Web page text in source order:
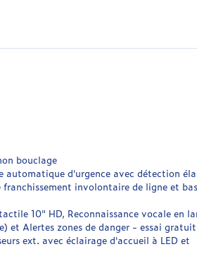
bouclage
automatique d'urgence avec détection
involontaire de ligne et
10" HD, Reconnaissance vocale en
et Alertes zones de danger - essai gratuit
ext. avec éclairage d'accueil à LED et